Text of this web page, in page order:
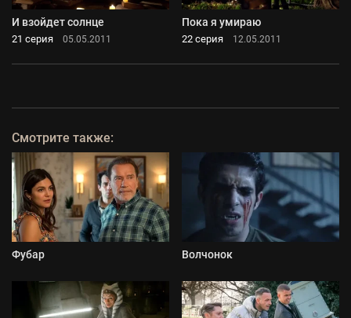
И взойдет солнце
21 серия 05.05.2011
Пока я умираю
22 серия 12.05.2011
Смотрите также:
Фубар Волчонок